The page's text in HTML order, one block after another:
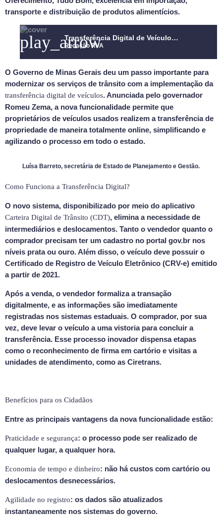
transporte e distribuição de produtos alimentícios.
play_arrow Transferência Digital de Veículos em Minas Gerais: Rapidez e Segurança para os Cidadãos
Redação RVA
O Governo de Minas Gerais deu um passo importante para
modernizar os serviços de trânsito com a implementação da
transferência digital de veículos. Anunciada pelo governador
Romeu Zema, a nova funcionalidade permite que
proprietários de veículos usados realizem a transferência de
propriedade de maneira totalmente online, simplificando e
agilizando o processo em todo o estado.
Luísa Barreto, secretária de Estado de Planejamento e Gestão.
Como Funciona a Transferência Digital?
O novo sistema, disponibilizado por meio do aplicativo
Carteira Digital de Trânsito (CDT), elimina a necessidade de
intermediários e deslocamentos. Tanto o vendedor quanto o
comprador precisam ter um cadastro no portal gov.br nos
níveis prata ou ouro. Além disso, o veículo deve possuir o
Certificado de Registro de Veículo Eletrônico (CRV-e) emitido
a partir de 2021.
Após a venda, o vendedor formaliza a transação
digitalmente, e as informações são imediatamente
registradas nos sistemas estaduais. O comprador, por sua
vez, deve levar o veículo a uma vistoria para concluir a
transferência. Esse processo inovador dispensa etapas
como o reconhecimento de firma em cartório e visitas a
unidades de atendimento, como as Ciretrans.
Benefícios para os Cidadãos
Entre as principais vantagens da nova funcionalidade estão:
Praticidade e segurança: o processo pode ser realizado de
qualquer lugar, a qualquer hora.
Economia de tempo e dinheiro: não há custos com cartório ou
deslocamentos desnecessários.
Agilidade no registro: os dados são atualizados
instantaneamente nos sistemas do governo.